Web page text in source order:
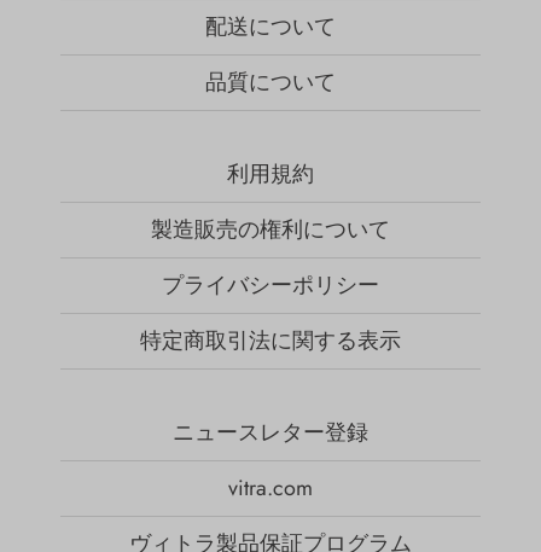
配送について
品質について
利用規約
製造販売の権利について
プライバシーポリシー
特定商取引法に関する表示
ニュースレター登録
vitra.com
ヴィトラ製品保証プログラム